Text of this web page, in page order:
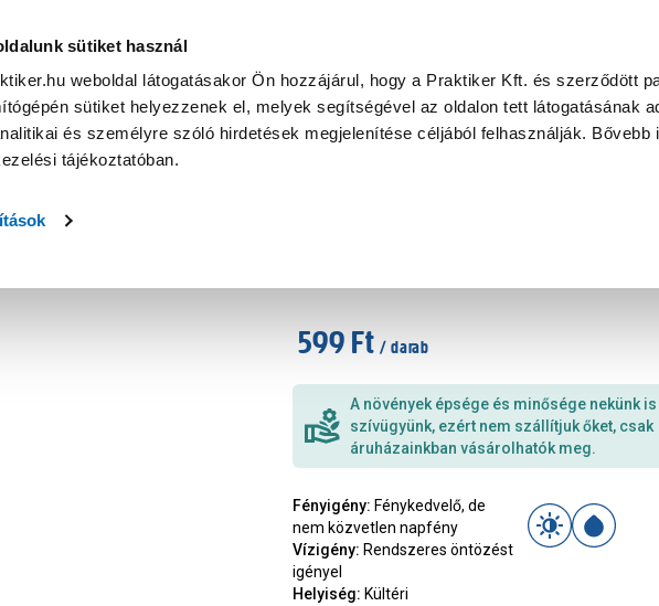
sütiket használ
weboldal látogatásakor Ön hozzájárul, hogy a Praktiker Kft. és szerződött
sütiket helyezzenek el, melyek segítségével az oldalon tett látogatásának
és személyre szóló hirdetések megjelenítése céljából felhasználják. Bővebb
tájékoztatóban.
KATEGÓRIÁK
Nyereményjáték Praktiker Professional Szakiajánló Ügyintézés és Információ
599 Ft / darab
A növények épsége és minősége nekünk is
szívügyünk, ezért nem szállítjuk őket, csak
áruházainkban vásárolhatók meg.
Fényigény: Fénykedvelő, de
nem közvetlen napfény
Vízigény: Rendszeres öntözést
igényel
Helyiség: Kültéri